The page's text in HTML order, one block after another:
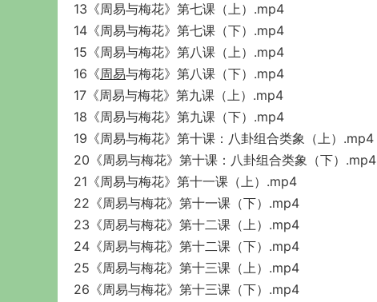
13《周易与梅花》第七课（上）.mp4
14《周易与梅花》第七课（下）.mp4
15《周易与梅花》第八课（上）.mp4
16《周易与梅花》第八课（下）.mp4
17《周易与梅花》第九课（上）.mp4
18《周易与梅花》第九课（下）.mp4
19《周易与梅花》第十课：八卦组合类象（上）.mp4
20《周易与梅花》第十课：八卦组合类象（下）.mp4
21《周易与梅花》第十一课（上）.mp4
22《周易与梅花》第十一课（下）.mp4
23《周易与梅花》第十二课（上）.mp4
24《周易与梅花》第十二课（下）.mp4
25《周易与梅花》第十三课（上）.mp4
26《周易与梅花》第十三课（下）.mp4